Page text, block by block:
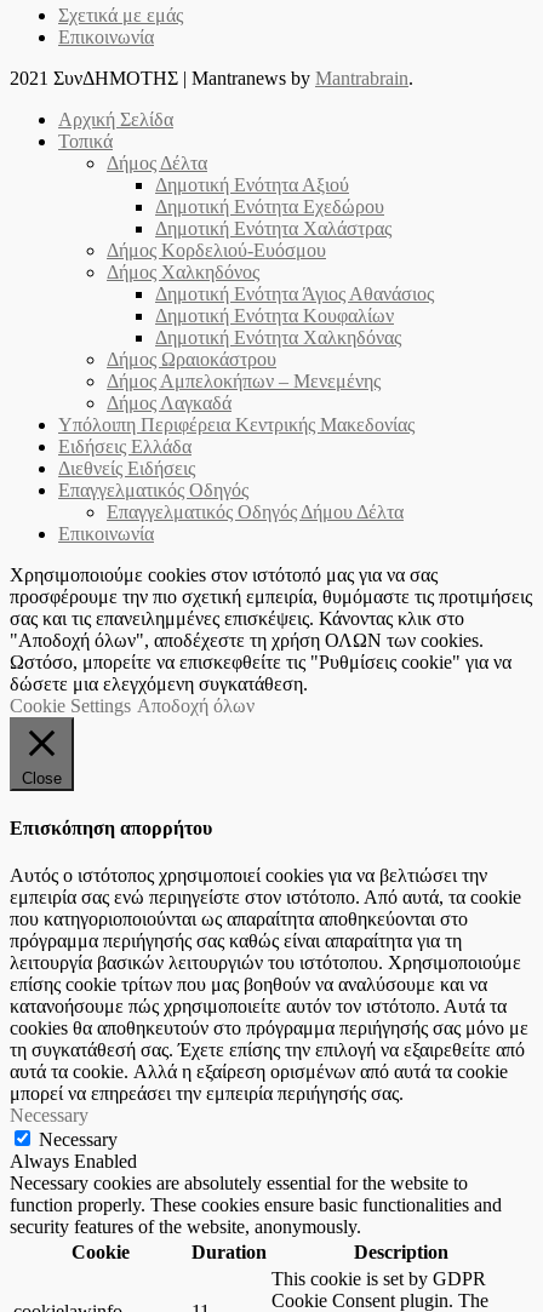
Σχετικά με εμάς
Επικοινωνία
2021 ΣυνΔΗΜΟΤΗΣ | Mantranews by Mantrabrain.
Αρχική Σελίδα
Τοπικά
Δήμος Δέλτα
Δημοτική Ενότητα Αξιού
Δημοτική Ενότητα Εχεδώρου
Δημοτική Ενότητα Χαλάστρας
Δήμος Κορδελιού-Ευόσμου
Δήμος Χαλκηδόνος
Δημοτική Ενότητα Άγιος Αθανάσιος
Δημοτική Ενότητα Κουφαλίων
Δημοτική Ενότητα Χαλκηδόνας
Δήμος Ωραιοκάστρου
Δήμος Αμπελοκήπων – Μενεμένης
Δήμος Λαγκαδά
Υπόλοιπη Περιφέρεια Κεντρικής Μακεδονίας
Ειδήσεις Ελλάδα
Διεθνείς Ειδήσεις
Επαγγελματικός Οδηγός
Επαγγελματικός Οδηγός Δήμου Δέλτα
Επικοινωνία
Χρησιμοποιούμε cookies στον ιστότοπό μας για να σας
προσφέρουμε την πιο σχετική εμπειρία, θυμόμαστε τις προτιμήσεις
σας και τις επανειλημμένες επισκέψεις. Κάνοντας κλικ στο
"Αποδοχή όλων", αποδέχεστε τη χρήση ΟΛΩΝ των cookies.
Ωστόσο, μπορείτε να επισκεφθείτε τις "Ρυθμίσεις cookie" για να
δώσετε μια ελεγχόμενη συγκατάθεση.
Cookie Settings Αποδοχή όλων
Close
Επισκόπηση απορρήτου
Αυτός ο ιστότοπος χρησιμοποιεί cookies για να βελτιώσει την
εμπειρία σας ενώ περιηγείστε στον ιστότοπο. Από αυτά, τα cookie
που κατηγοριοποιούνται ως απαραίτητα αποθηκεύονται στο
πρόγραμμα περιήγησής σας καθώς είναι απαραίτητα για τη
λειτουργία βασικών λειτουργιών του ιστότοπου. Χρησιμοποιούμε
επίσης cookie τρίτων που μας βοηθούν να αναλύσουμε και να
κατανοήσουμε πώς χρησιμοποιείτε αυτόν τον ιστότοπο. Αυτά τα
cookies θα αποθηκευτούν στο πρόγραμμα περιήγησής σας μόνο με
τη συγκατάθεσή σας. Έχετε επίσης την επιλογή να εξαιρεθείτε από
αυτά τα cookie. Αλλά η εξαίρεση ορισμένων από αυτά τα cookie
μπορεί να επηρεάσει την εμπειρία περιήγησής σας.
Necessary
Necessary
Always Enabled
Necessary cookies are absolutely essential for the website to
function properly. These cookies ensure basic functionalities and
security features of the website, anonymously.
Cookie
Duration Description
This cookie is set by GDPR
Cookie Consent plugin. The